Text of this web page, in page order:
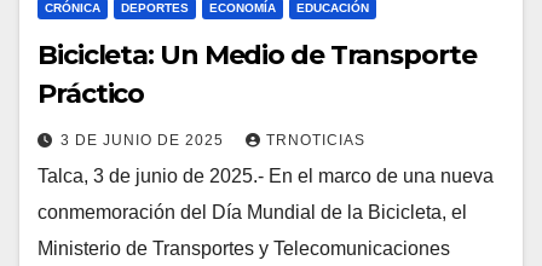
CRÓNICA DEPORTES ECONOMÍA EDUCACIÓN
Bicicleta: Un Medio de Transporte
Práctico
3 DE JUNIO DE 2025 TRNOTICIAS
Talca, 3 de junio de 2025.- En el marco de una nueva
conmemoración del Día Mundial de la Bicicleta, el
Ministerio de Transportes y Telecomunicaciones